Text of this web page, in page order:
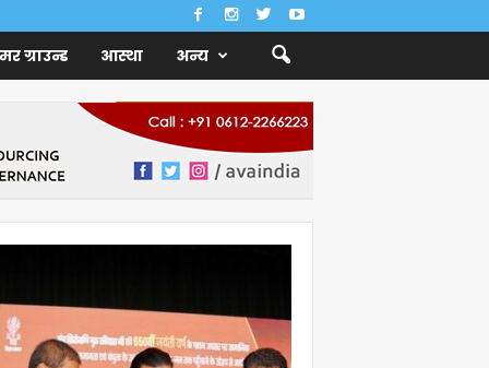
ग्राउन्ड आस्था अन्य